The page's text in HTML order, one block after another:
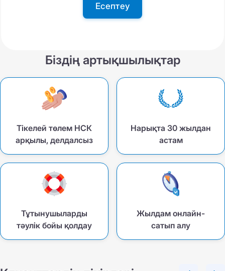
Есептеу
Біздің артықшылықтар
Тікелей төлем НСК
арқылы, делдалсыз
Нарықта 30 жылдан
астам
Тұтынушыларды
тәулік бойы қолдау
Жылдам онлайн-
сатып алу